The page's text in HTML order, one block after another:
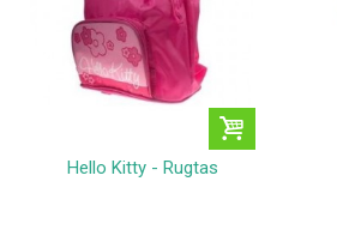
Hello Kitty - Rugtas